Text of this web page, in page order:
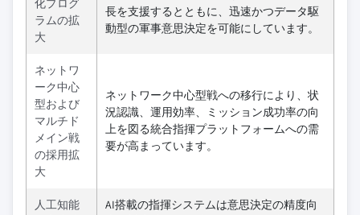
ラムの拡
大
長を支援するとともに、迅速かつデータ駆
動型の軍事意思決定を可能にしています。
ネットワ
ーク中心
型および
マルチド
メイン戦
の採用拡
大
ネットワーク中心型戦への移行により、状
況認識、運用効率、ミッション成功率の向
上を図る統合指揮プラットフォームへの需
要が高まっています。
人工知能
AI搭載の指揮システムは意思決定の精度向